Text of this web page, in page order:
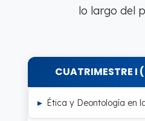
lo largo del
Ética y Deontología en